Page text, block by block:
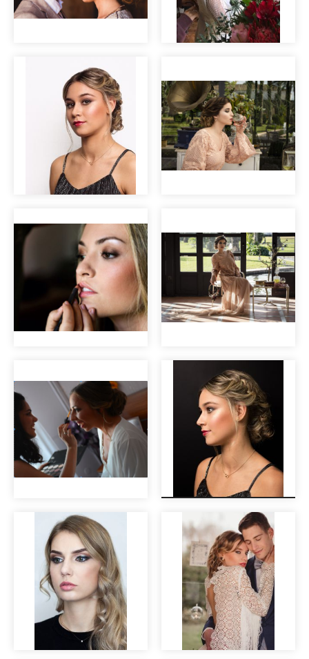
Las mil y una
noches
Maquillaje para
sesión de fotos
"Clara".
Maquillaje de
novia
Editorial nupcial
"Clara".
Laura. Novias
reales
Maquillaje para
sesión de fotos de
la firma Harpo